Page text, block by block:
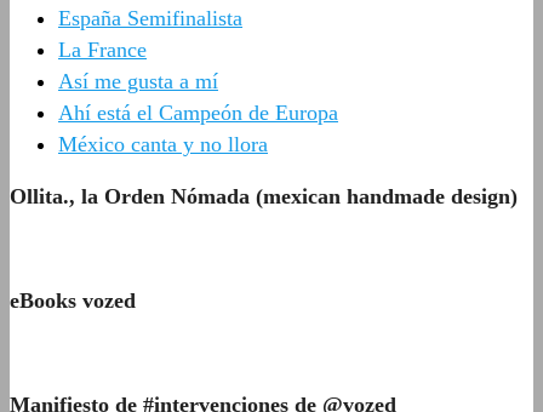
España Semifinalista
La France
Así me gusta a mí
Ahí está el Campeón de Europa
México canta y no llora
Ollita., la Orden Nómada (mexican handmade design)
eBooks vozed
Manifiesto de #intervenciones de @vozed